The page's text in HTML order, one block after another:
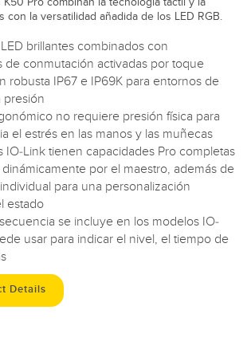
con la versatilidad añadida de los LED RGB.
brillantes combinados con
de conmutación activadas por toque
robusta IP67 e IP69K para entornos de
presión
no requiere presión física para
el estrés en las manos y las muñecas
IO-Link tienen capacidades Pro completas
por el maestro, además de
para una personalización
estado
se incluye en los modelos IO-
usar para indicar el nivel, el tiempo de
Details